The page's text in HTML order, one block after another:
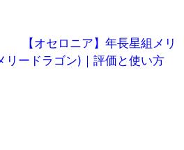
【オセロニア】年長星組メリ
リードラゴン)｜評価と使い方